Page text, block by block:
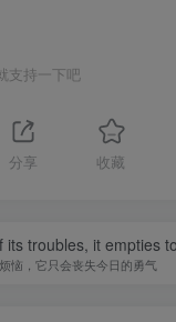
支持一下吧
分享 收藏
troubles, it empties
恼，它只会丧失今日的勇气